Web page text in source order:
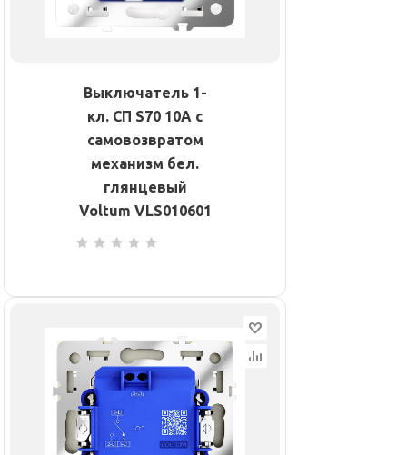
Выключатель 1-
кл. СП S70 10А с
самовозвратом
механизм бел.
глянцевый
Voltum VLS010601